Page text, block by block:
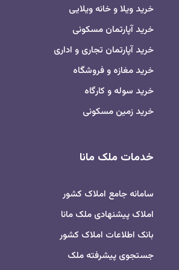
خرید ویلا و خانه ویلایی
خرید آپارتمان مسکونی
خرید آپارتمان تجاری و اداری
خرید مغازه و فروشگاه
خرید سوله و کارگاه
خرید زمین مسکونی
خدمات ملک مانا
سامانه جامع املاک کشور
املاک پیشنهادی ملک مانا
بانک اطلاعات املاک کشور
جستجوی پیشرفته ملک